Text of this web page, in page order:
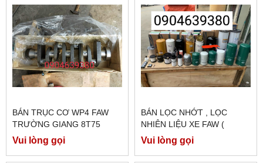
BÁN TRỤC CƠ WP4 FAW
TRƯỜNG GIANG 8T75
Vui lòng gọi
BÁN LỌC NHỚT , LỌC
NHIÊN LIỆU XE FAW (
J6,260E5,JH6 430,JH6
Vui lòng gọi